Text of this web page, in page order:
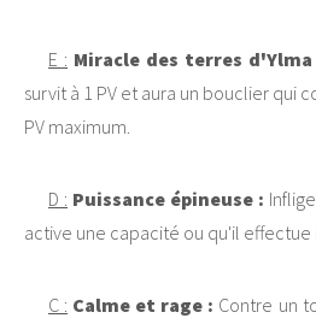
E : Miracle des terres
survit à 1 PV et aura un bouclier qui
PV maximum.
D : Puissance épineuse :
active une capacité ou qu'il effectue
C : Calme et rage : Contre un